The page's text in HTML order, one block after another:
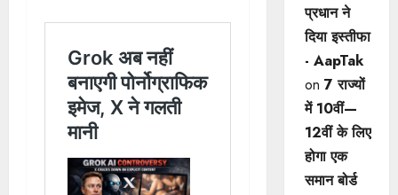
प्रधान ने
दिया इस्तीफा
- AapTak
on 7 राज्यों
में 10वीं—
12वीं ​के लिए
होगा एक
समान बोर्ड